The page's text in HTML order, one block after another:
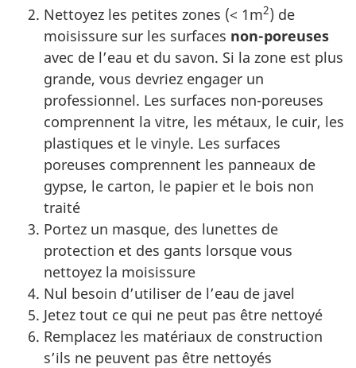
Nettoyez les petites zones (< 1m2) de
moisissure sur les surfaces non-poreuses
avec de l’eau et du savon. Si la zone est plus
grande, vous devriez engager un
professionnel. Les surfaces non-poreuses
comprennent la vitre, les métaux, le cuir, les
plastiques et le vinyle. Les surfaces
poreuses comprennent les panneaux de
gypse, le carton, le papier et le bois non
traité
Portez un masque, des lunettes de
protection et des gants lorsque vous
nettoyez la moisissure
Nul besoin d’utiliser de l’eau de javel
Jetez tout ce qui ne peut pas être nettoyé
Remplacez les matériaux de construction
s’ils ne peuvent pas être nettoyés